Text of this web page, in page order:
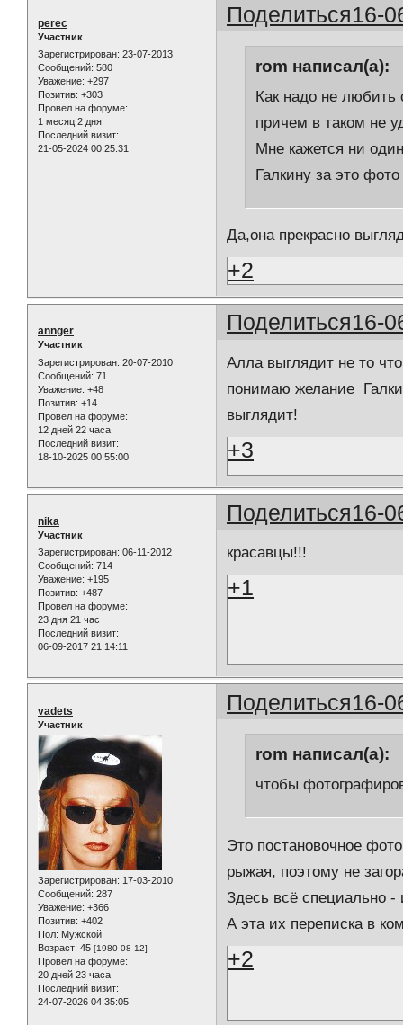
Поделиться16-
perec
Участник
Зарегистрирован: 23-07-2013
Сообщений: 580
Уважение: +297
Позитив: +303
Провел на форуме:
1 месяц 2 дня
Последний визит:
21-05-2024 00:25:31
rom написал(а):
Как надо не
причем в таком не
Мне кажется ни
Галкину за это
Да,она прекрасно
+2
Поделиться16-
annger
Участник
Зарегистрирован: 20-07-2010
Сообщений: 71
Уважение: +48
Позитив: +14
Провел на форуме:
12 дней 22 часа
Последний визит:
18-10-2025 00:55:00
Aлла выглядит не то
понимаю желание
выглядит!
+3
Поделиться16-
nika
Участник
Зарегистрирован: 06-11-2012
Сообщений: 714
Уважение: +195
Позитив: +487
Провел на форуме:
23 дня 21 час
Последний визит:
06-09-2017 21:14:11
красавцы!!!
+1
Поделиться16-
vadets
Участник
Зарегистрирован: 17-03-2010
Сообщений: 287
Уважение: +366
Позитив: +402
Пол: Мужской
Возраст: 45 [1980-08-12]
Провел на форуме:
20 дней 23 часа
Последний визит:
24-07-2026 04:35:05
rom написал(а):
чтобы
Это постановочное
рыжая, поэтому не
Здесь всё специально
А эта их переписка в
+2